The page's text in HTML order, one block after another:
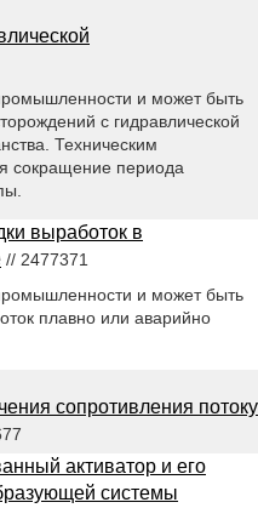
и может быть
с гидравлической
Техническим
сокращение периода
выработок в
// 2477371
и может быть
плавно или аварийно
сопротивления потоку
активатор и его
системы